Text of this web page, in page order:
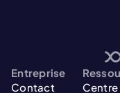
Entreprise
Contact
Centre